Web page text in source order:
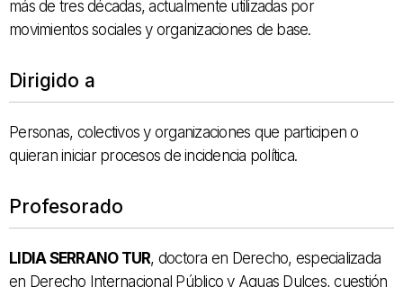
más de tres décadas, actualmente utilizadas por
movimientos sociales y organizaciones de base.
Dirigido a
Personas, colectivos y organizaciones que participen o
quieran iniciar procesos de incidencia política.
Profesorado
LIDIA SERRANO TUR, doctora en Derecho, especializada
en Derecho Internacional Público y Aguas Dulces, cuestión